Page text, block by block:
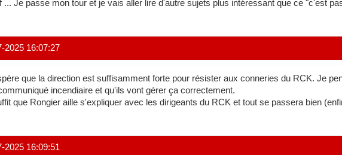
... Je passe mon tour et je vais aller lire d'autre sujets plus intéressant que ce "c'est
2025 16:07:27
que la direction est suffisamment forte pour résister aux conneries du RCK. Je
incendiaire et qu'ils vont gérer ça correctement.
que Rongier aille s'expliquer avec les dirigeants du RCK et tout se passera bien
2025 16:09:51